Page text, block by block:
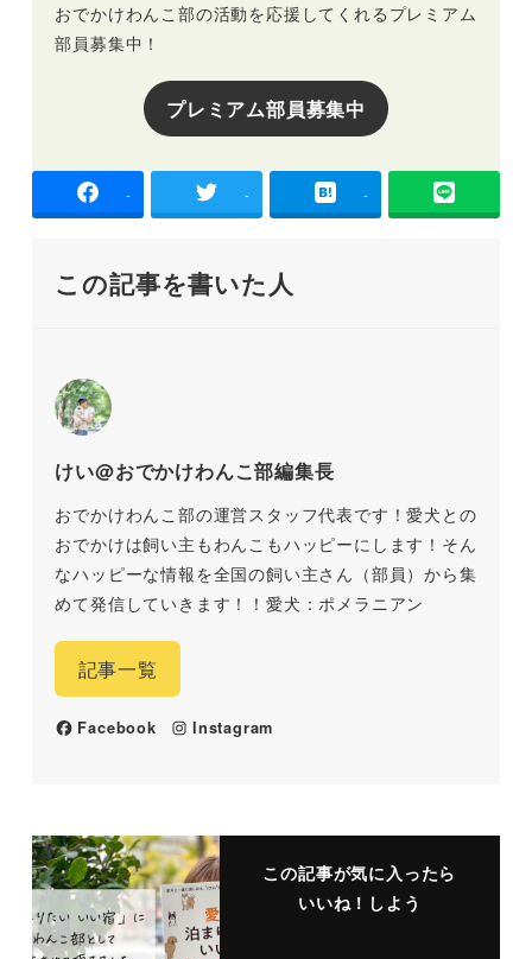
おでかけわんこ部の活動を応援してくれるプレミアム
部員募集中！
プレミアム部員募集中
- - -
この記事を書いた人
けい@おでかけわんこ部編集長
おでかけわんこ部の運営スタッフ代表です！愛犬との
おでかけは飼い主もわんこもハッピーにします！そん
なハッピーな情報を全国の飼い主さん（部員）から集
めて発信していきます！！愛犬：ポメラニアン
記事一覧
Facebook Instagram
この記事が気に入ったら
いいね！しよう